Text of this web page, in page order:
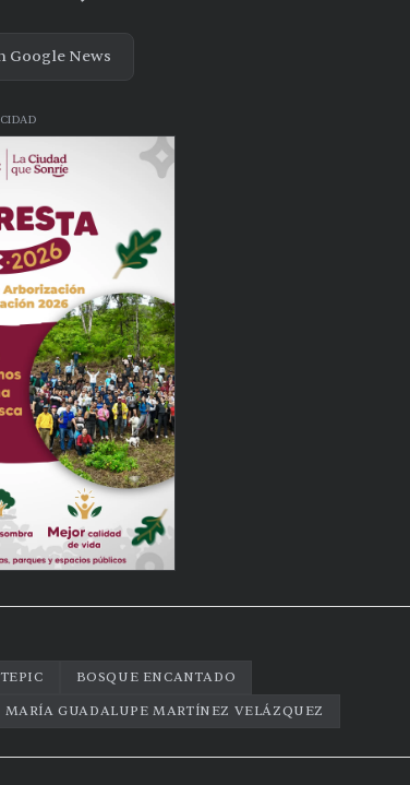
Google News
BOSQUE ENCANTADO
MARÍA GUADALUPE MARTÍNEZ VELÁZQUEZ